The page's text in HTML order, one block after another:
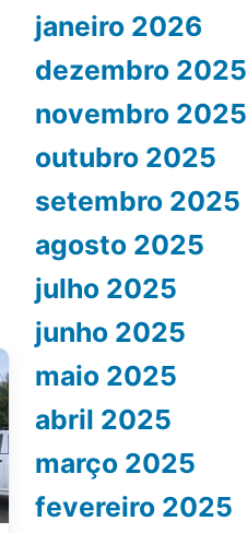
janeiro 2026
dezembro 2025
novembro 2025
outubro 2025
setembro 2025
agosto 2025
julho 2025
junho 2025
maio 2025
abril 2025
março 2025
fevereiro 2025